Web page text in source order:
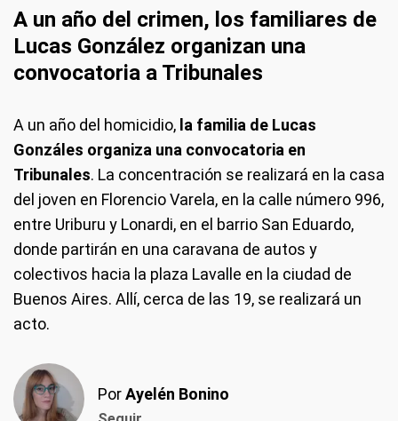
A un año del crimen, los familiares de
Lucas González organizan una
convocatoria a Tribunales
A un año del homicidio, la familia de Lucas
Gonzáles organiza una convocatoria en
Tribunales. La concentración se realizará en la casa
del joven en Florencio Varela, en la calle número 996,
entre Uriburu y Lonardi, en el barrio San Eduardo,
donde partirán en una caravana de autos y
colectivos hacia la plaza Lavalle en la ciudad de
Buenos Aires. Allí, cerca de las 19, se realizará un
acto.
PorAyelén Bonino